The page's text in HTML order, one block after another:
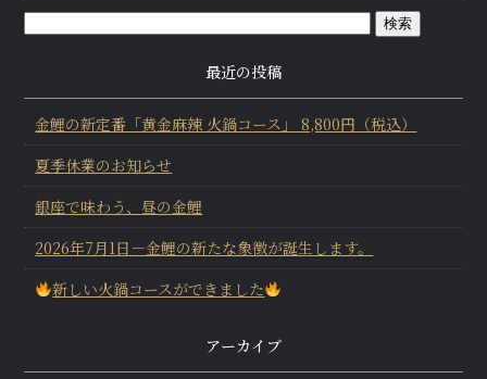
最近の投稿
金鯉の新定番「黄金麻辣 火鍋コース」 8,800円（税込）
夏季休業のお知らせ
銀座で味わう、昼の金鯉
2026年7月1日－金鯉の新たな象徴が誕生します。
新しい火鍋コースができました
アーカイブ